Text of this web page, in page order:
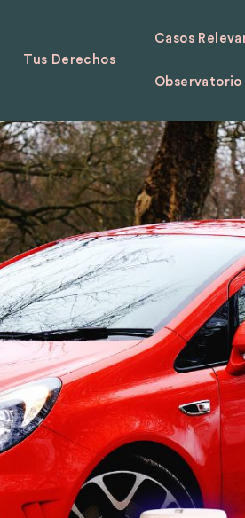
Tus Derechos
Casos
Observatorio